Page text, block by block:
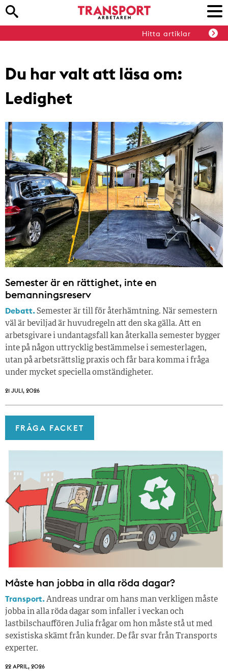
Hitta artiklar
Du har valt att läsa om:
Ledighet
Semester är en rättighet, inte en
bemanningsreserv
Debatt.Semester är till för återhämtning. När semestern
väl är beviljad är huvudregeln att den ska gälla. Att en
arbetsgivare i undantagsfall kan återkalla semester bygger
inte på någon uttrycklig bestämmelse i semesterlagen,
utan på arbetsrättslig praxis och får bara komma i fråga
under mycket speciella omständigheter.
21 JULI, 2026
FRÅGA FACKET
Måste han jobba in alla röda dagar?
Transport.Andreas undrar om hans man verkligen måste
jobba in alla röda dagar som infaller i veckan och
lastbilschauffören Julia frågar om hon måste stå ut med
sexistiska skämt från kunder. De får svar från Transports
experter.
22 APRIL, 2026